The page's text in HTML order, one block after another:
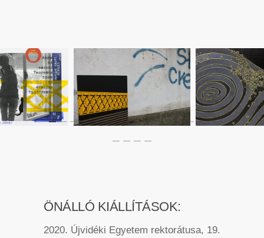
ÖNÁLLÓ KIÁLLÍTÁSOK:
2020. Újvidéki Egyetem rektorátusa, 19.